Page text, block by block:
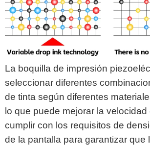
La boquilla de impresión
seleccionar diferentes
de tinta según diferentes
lo que puede mejorar la
cumplir con los requisitos de
de la pantalla para garantizar que